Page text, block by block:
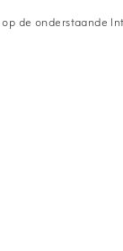
de onderstaande